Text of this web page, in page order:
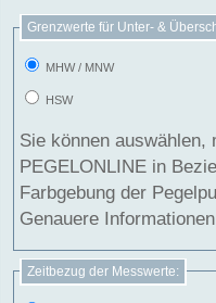
Grenzwerte für Unter- &
MHW / MNW
HSW
Sie können
PEGELONLINE in Beziehung
Farbgebung der
Genauere
Zeitbezug der Messwerte: